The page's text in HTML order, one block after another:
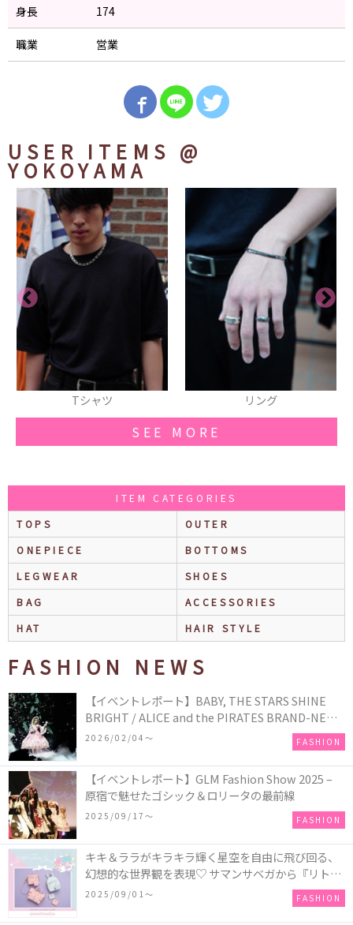
身長 174
職業 営業
USER ITEMS @
YOKOYAMA
Tシャツ リング
SEE MORE
ITEM CATEGORIES
TOPS
OUTER
ONEPIECE
BOTTOMS
LEGWEAR
SHOES
BAG
ACCESSORIES
HAT
HAIR STYLE
FASHION NEWS
【イベントレポート】BABY, THE STARS SHINE
BRIGHT / ALICE and the PIRATES BRAND-NEW
COLLECTION in TOKYO
2026/02/04〜 FASHION
【イベントレポート】GLM Fashion Show 2025 –
原宿で魅せたゴシック＆ロリータの最前線
2025/09/17〜 FASHION
キキ＆ララがキラキラ輝く星空を自由に飛び回る、
幻想的な世界観を表現♡ サマンサベガから『リトル
ツインスターズ』50周年アニバーサリーイヤー』を
2025/09/01〜 FASHION